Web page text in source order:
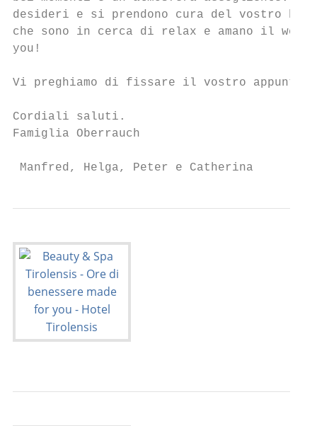
desideri e si prendono cura del vostro
che sono in cerca di relax e amano il
you!
Vi preghiamo di fissare il vostro
Cordiali saluti.
Famiglia Oberrauch
Manfred, Helga, Peter e Catherina